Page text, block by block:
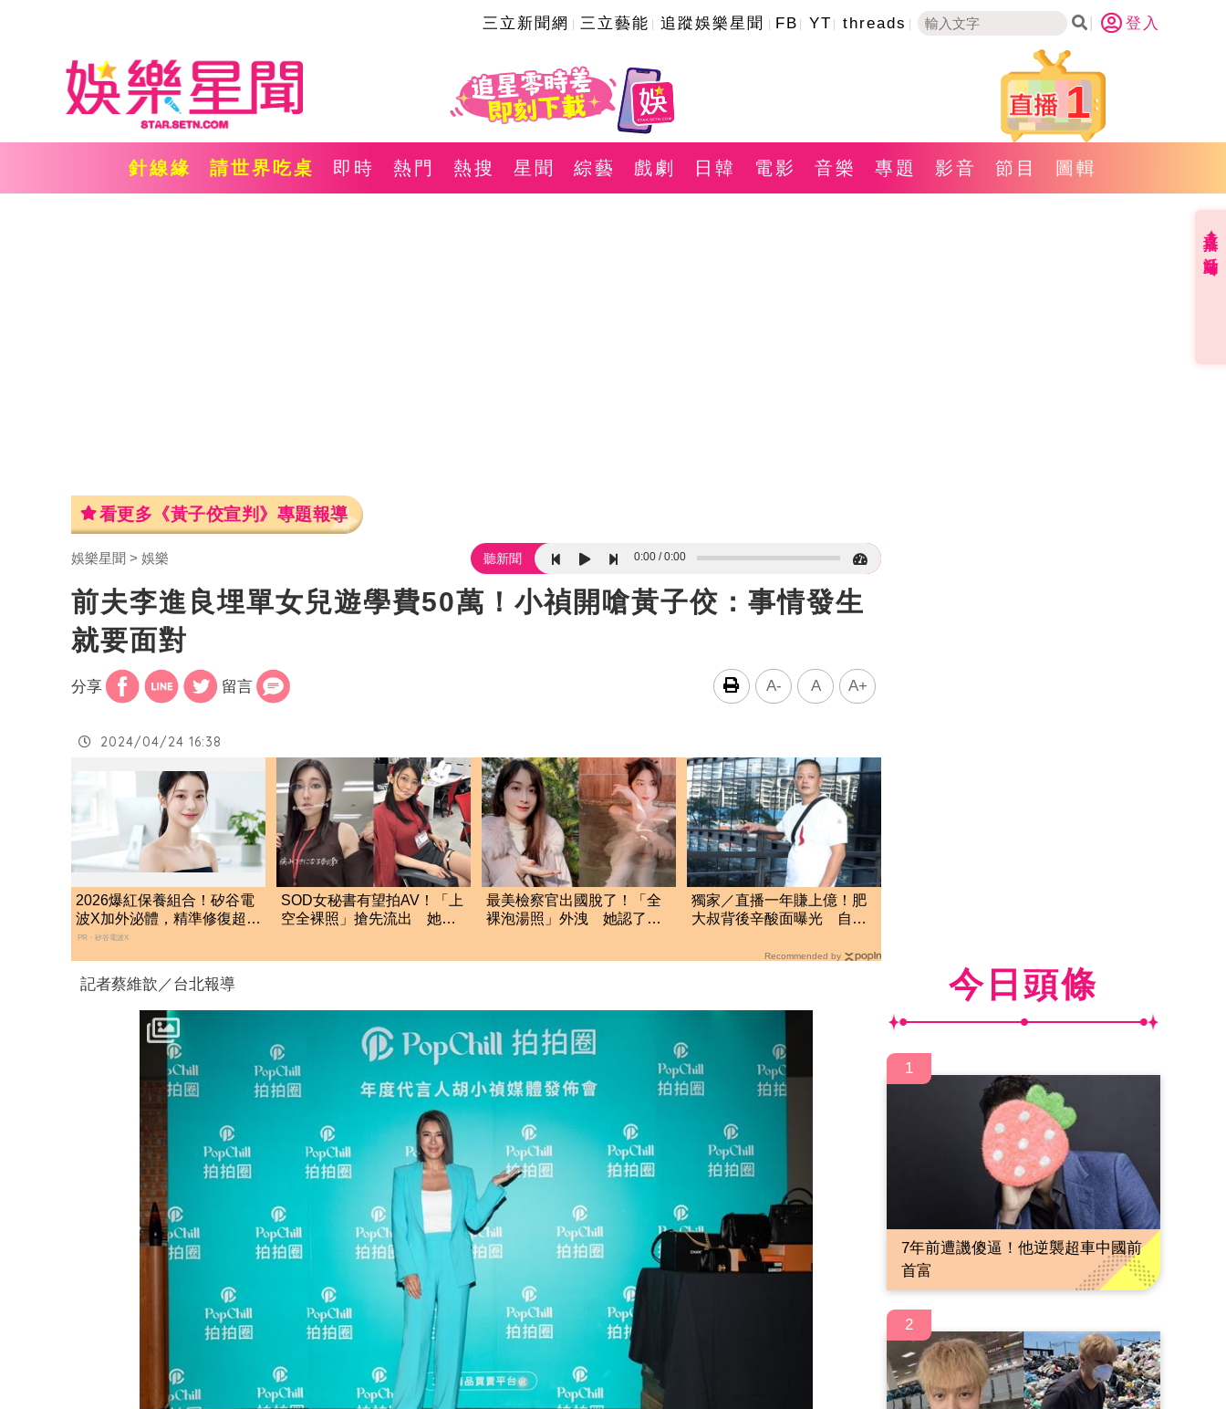
三立新聞網 三立藝能 追蹤娛樂星聞 FB YT threads 登入
1
針線緣 請世界吃桌 即時 熱門 熱搜 星聞 綜藝 戲劇 日韓 電影 音樂 專題 影音 節目 圖輯
看更多《黃子佼宣判》專題報導
娛樂星聞 娛樂 聽新聞 0:00 0:00
前夫李進良埋單女兒遊學費50萬！小禎開嗆黃子佼：事情發生
就要面對
分享 留言 A- A A+
2024/04/24 16:38
2026爆紅保養組合！矽谷電
波X加外泌體，精準修復超有
感
PR・矽谷電波X
SOD女秘書有望拍AV！「上
空全裸照」搶先流出 她認
最美檢察官出國脫了！「全
裸泡湯照」外洩 她認了：
獨家／直播一年賺上億！肥
大叔背後辛酸面曝光 自評
Recommended by
記者蔡維歆／台北報導 今日頭條
1
7年前遭譏傻逼！他逆襲超車中國前
首富
2
直播✦活動